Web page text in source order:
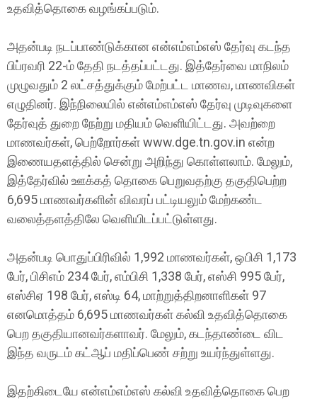
உதவித்தொகை வழங்கப்படும்.
அதன்படி நடப்பாண்டுக்கான என்எம்எம்எஸ் தேர்வு கடந்த
பிப்ரவரி 22-ம் தேதி நடத்தப்பட்டது. இத்தேர்வை மாநிலம்
முழுவதும் 2 லட்சத்துக்கும் மேற்பட்ட மாணவ, மாணவிகள்
எழுதினர். இந்நிலையில் என்எம்எம்எஸ் தேர்வு முடிவுகளை
தேர்வுத் துறை நேற்று மதியம் வெளியிட்டது. அவற்றை
மாணவர்கள், பெற்றோர்கள் www.dge.tn.gov.in என்ற
இணையதளத்தில் சென்று அறிந்து கொள்ளலாம். மேலும்,
இத்தேர்வில் ஊக்கத் தொகை பெறுவதற்கு தகுதிபெற்ற
6,695 மாணவர்களின் விவரப் பட்டியலும் மேற்கண்ட
வலைத்தளத்திலே வெளியிடப்பட்டுள்ளது.
அதன்படி பொதுப்பிரிவில் 1,992 மாணவர்கள், ஒபிசி 1,173
பேர், பிசிஎம் 234 பேர், எம்பிசி 1,338 பேர், எஸ்சி 995 பேர்,
எஸ்சிஏ 198 பேர், எஸ்டி 64, மாற்றுத்திறனாளிகள் 97
எனமொத்தம் 6,695 மாணவர்கள் கல்வி உதவித்தொகை
பெற தகுதியானவர்களாவர். மேலும், கடந்தாண்டை விட
இந்த வருடம் கட்ஆப் மதிப்பெண் சற்று உயர்ந்துள்ளது.
இதற்கிடையே என்எம்எம்எஸ் கல்வி உதவித்தொகை பெற